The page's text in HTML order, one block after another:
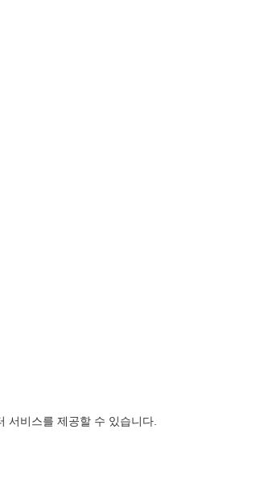
서비스를 제공할 수 있습니다.